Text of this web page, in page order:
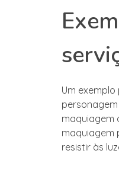
Um
maquiagem
maquiagem
resistir às